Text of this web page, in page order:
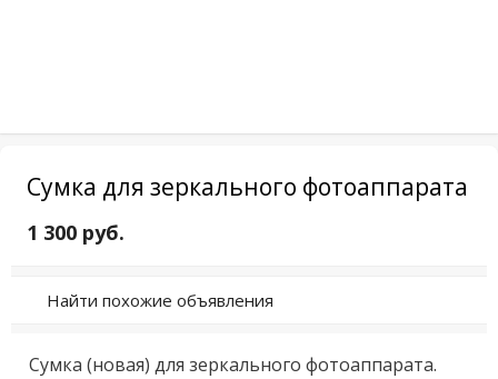
Сумка для зеркального фотоаппарата
1 300 руб.
Найти похожие объявления
Сумка (новая) для зеркального фотоаппарата.